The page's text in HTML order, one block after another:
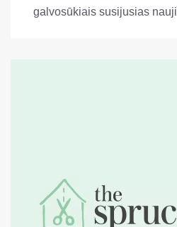
galvosūkiais susijusias